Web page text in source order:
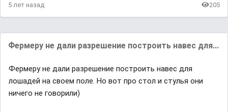
5 лет назад 205
Фермеру не дали разрешение построить навес для...
Фермеру не дали разрешение построить навес для
лошадей на своем поле. Но вот про стол и стулья они
ничего не говорили)